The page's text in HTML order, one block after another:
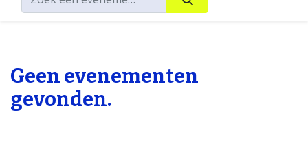
Geen evenementen
gevonden.